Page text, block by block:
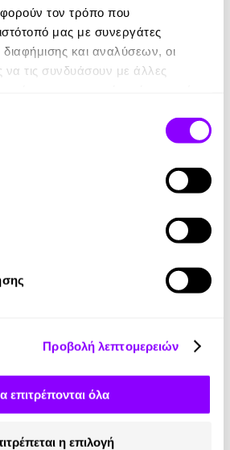
τον τρόπο που
μας με συνεργάτες
και αναλύσεων, οι
να τις συνδυάσουν με άλλες
Προβολή λεπτομερειών
επιτρέπονται όλα
η επιλογή